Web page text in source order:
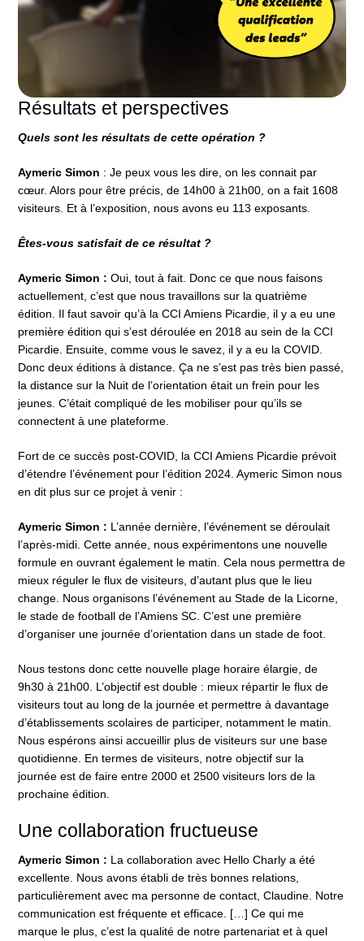
Résultats et perspectives
Quels sont les résultats de cette opération ?
Aymeric Simon : Je peux vous les dire, on les connait par
cœur. Alors pour être précis, de 14h00 à 21h00, on a fait 1608
visiteurs. Et à l’exposition, nous avons eu 113 exposants.
Êtes-vous satisfait de ce résultat ?
Aymeric Simon : Oui, tout à fait. Donc ce que nous faisons
actuellement, c’est que nous travaillons sur la quatrième
édition. Il faut savoir qu’à la CCI Amiens Picardie, il y a eu une
première édition qui s’est déroulée en 2018 au sein de la CCI
Picardie. Ensuite, comme vous le savez, il y a eu la COVID.
Donc deux éditions à distance. Ça ne s’est pas très bien passé,
la distance sur la Nuit de l’orientation était un frein pour les
jeunes. C’était compliqué de les mobiliser pour qu’ils se
connectent à une plateforme.
Fort de ce succès post-COVID, la CCI Amiens Picardie prévoit
d’étendre l’événement pour l’édition 2024. Aymeric Simon nous
en dit plus sur ce projet à venir :
Aymeric Simon : L’année dernière, l’événement se déroulait
l’après-midi. Cette année, nous expérimentons une nouvelle
formule en ouvrant également le matin. Cela nous permettra de
mieux réguler le flux de visiteurs, d’autant plus que le lieu
change. Nous organisons l’événement au Stade de la Licorne,
le stade de football de l’Amiens SC. C’est une première
d’organiser une journée d’orientation dans un stade de foot.
Nous testons donc cette nouvelle plage horaire élargie, de
9h30 à 21h00. L’objectif est double : mieux répartir le flux de
visiteurs tout au long de la journée et permettre à davantage
d’établissements scolaires de participer, notamment le matin.
Nous espérons ainsi accueillir plus de visiteurs sur une base
quotidienne. En termes de visiteurs, notre objectif sur la
journée est de faire entre 2000 et 2500 visiteurs lors de la
prochaine édition.
Une collaboration fructueuse
Aymeric Simon : La collaboration avec Hello Charly a été
excellente. Nous avons établi de très bonnes relations,
particulièrement avec ma personne de contact, Claudine. Notre
communication est fréquente et efficace. […] Ce qui me
marque le plus, c’est la qualité de notre partenariat et à quel